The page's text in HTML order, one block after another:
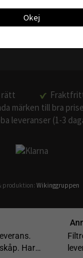
och
rätt
märken till bra
leveranser (1-3
produktion: Wikinggruppen
Okej